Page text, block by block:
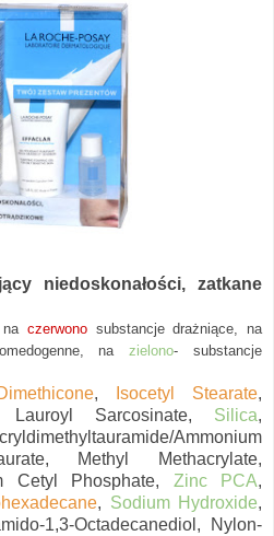
niedoskonałości, zatkane
na czerwonosubstancje drażniące, na
nazielono- substancje
, Isocetyl Stearate,
Sarcosinate, Silica,
Ammonium
Methyl Methacrylate,
Cetyl Phosphate, Zinc PCA,
, Sodium Hydroxide,
1,3-Octadecanediol, Nylon-